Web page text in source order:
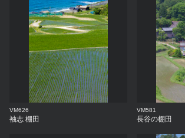
VM626
袖志 棚田
VM581
長谷の棚田